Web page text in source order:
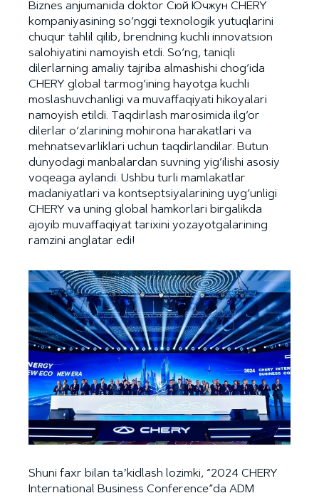
Biznes anjumanida doktor Сюй Ючжун CHERY
kompaniyasining so‘nggi texnologik yutuqlarini
chuqur tahlil qilib, brendning kuchli innovatsion
salohiyatini namoyish etdi. So‘ng, taniqli
dilerlarning amaliy tajriba almashishi chog‘ida
CHERY global tarmog‘ining hayotga kuchli
moslashuvchanligi va muvaffaqiyati hikoyalari
namoyish etildi. Taqdirlash marosimida ilg‘or
dilerlar o‘zlarining mohirona harakatlari va
mehnatsevarliklari uchun taqdirlandilar. Butun
dunyodagi manbalardan suvning yig‘ilishi asosiy
voqeaga aylandi. Ushbu turli mamlakatlar
madaniyatlari va kontseptsiyalarining uyg‘unligi
CHERY va uning global hamkorlari birgalikda
ajoyib muvaffaqiyat tarixini yozayotgalarining
ramzini anglatar edi!
Shuni faxr bilan taʼkidlash lozimki, “2024 CHERY
International Business Conference”da ADM